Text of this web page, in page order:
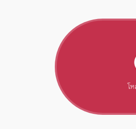
โ